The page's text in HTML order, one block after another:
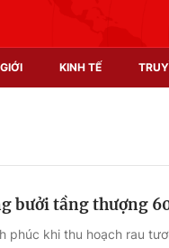
KINH TẾ
bưởi tầng thượng
phúc khi thu hoạch rau